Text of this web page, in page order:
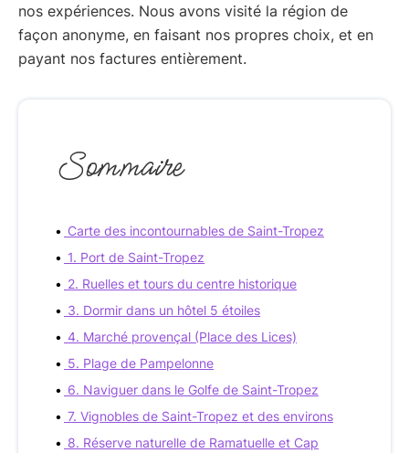
nos expériences. Nous avons visité la région de
façon anonyme, en faisant nos propres choix, et en
payant nos factures entièrement.
Sommaire
Carte des incontournables de Saint-Tropez
1. Port de Saint-Tropez
2. Ruelles et tours du centre historique
3. Dormir dans un hôtel 5 étoiles
4. Marché provençal (Place des Lices)
5. Plage de Pampelonne
6. Naviguer dans le Golfe de Saint-Tropez
7. Vignobles de Saint-Tropez et des environs
8. Réserve naturelle de Ramatuelle et Cap